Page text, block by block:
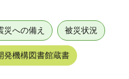
災への備え 被災状況
発機構図書館蔵書